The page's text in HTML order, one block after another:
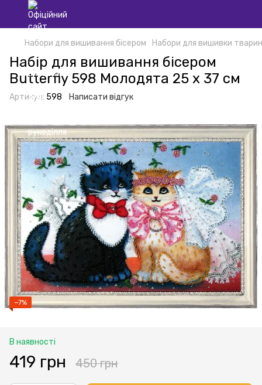
Набори для вишивання бісером Набори для вишивки
Набір для вишивання бісером
Butterfly 598 Молодята 25 х 37 см
Артикул: 598 Написати відгук
−7%
В наявності
419 грн 450 грн